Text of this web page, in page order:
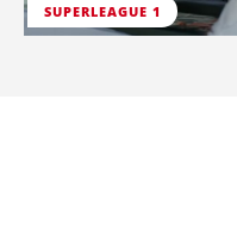
SUPERLEAGUE 1